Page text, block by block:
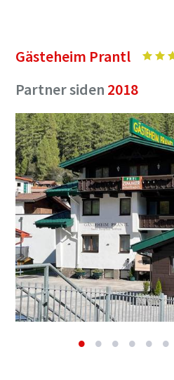
Gästeheim Prantl
Partner siden 2018